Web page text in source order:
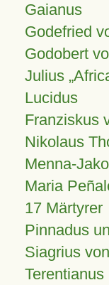
Gaianus
Godefried
Godobert
Julius
Lucidus
Franziskus
Nikolaus
Menna-
Maria
17 Märtyrer
Pinnadus
Siagrius